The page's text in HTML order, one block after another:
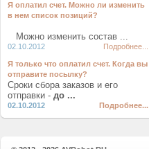
Я оплатил счет. Можно ли изменить
в нем список позиций?
Можно изменить состав ...
02.10.2012 Подробнее...
Я только что оплатил счет. Когда вы
отправите посылку?
Сроки сбора заказов и его
отправки - до ...
02.10.2012 Подробнее...